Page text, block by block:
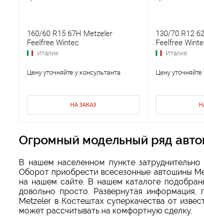
160/60 R15 67H Metzeler
Feelfree Wintec
Италия
Цену уточняйте у консультанта
НА ЗАКАЗ
130/70 R12
Feelfree
Италия
Цену уточняйте
Огромный модельный ряд
В нашем населенном пункте
Оборот приобрести всесезонные автошины
на нашем сайте. В нашем каталоге
довольно просто. Развернутая
Metzeler в Костештах суперкачества от
может рассчитывать на комфортную сделку.